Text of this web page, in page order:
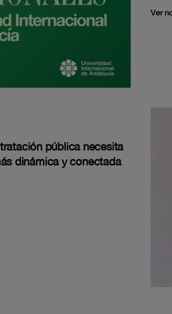
Ver
pública necesita
dinámica y conectada